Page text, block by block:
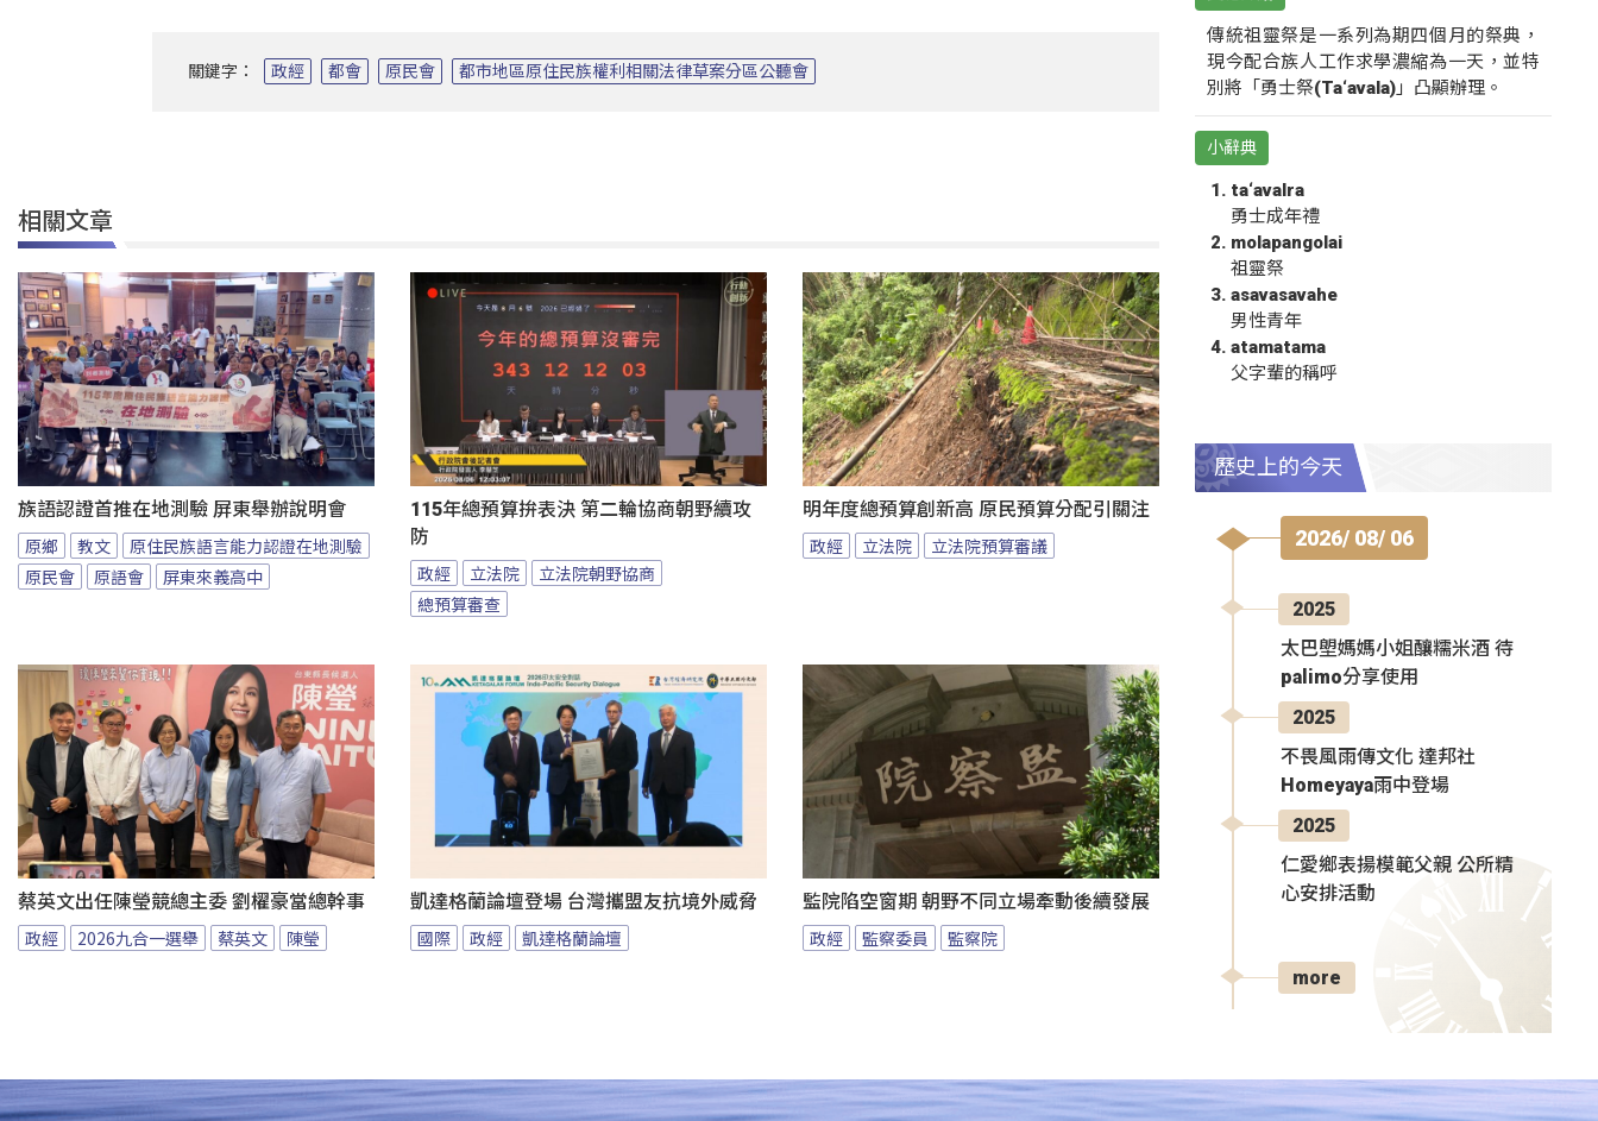
關鍵字： 政經 都會 原民會 都市地區原住民族權利相關法律草案分區公聽會
相關文章
族語認證首推在地測驗 屏東舉辦說明會
原鄉 教文
原住民族語言能力認證在地測驗
原民會
原語會 屏東來義高中
115年總預算拚表決 第二輪協商朝野續攻
防
政經 立法院
立法院朝野協商
總預算審查
明年度總預算創新高 原民預算分配引關注
政經 立法院 立法院預算審議
蔡英文出任陳瑩競總主委 劉櫂豪當總幹事
政經 2026九合一選舉 蔡英文 陳瑩
凱達格蘭論壇登場 台灣攜盟友抗境外威脅
國際 政經 凱達格蘭論壇
監院陷空窗期 朝野不同立場牽動後續發展
政經 監察委員 監察院
傳統祖靈祭是一系列為期四個月的祭典，
現今配合族人工作求學濃縮為一天，並特
別將「勇士祭(Ta‘avala)」凸顯辦理。
小辭典
ta‘avalra
勇士成年禮
molapangolai
祖靈祭
asavasavahe
男性青年
atamatama
父字輩的稱呼
歷史上的今天
2026/ 08/ 06
2025
太巴塱媽媽小姐釀糯米酒 待
palimo分享使用
2025
不畏風雨傳文化 達邦社
Homeyaya雨中登場
2025
仁愛鄉表揚模範父親 公所精
心安排活動
more